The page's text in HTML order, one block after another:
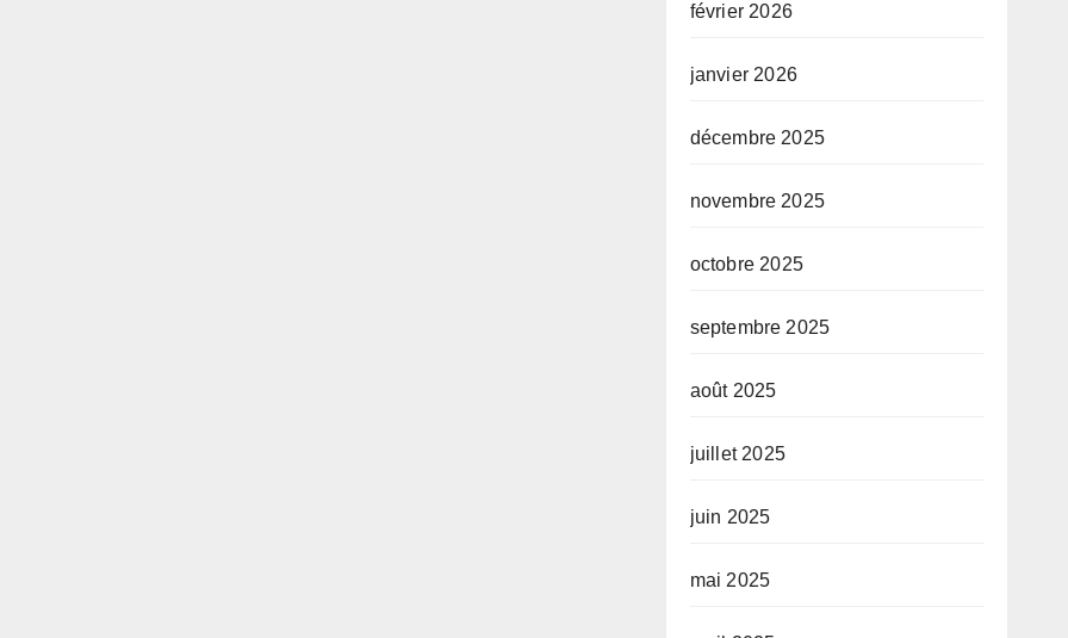
février 2026
janvier 2026
décembre 2025
novembre 2025
octobre 2025
septembre 2025
août 2025
juillet 2025
juin 2025
mai 2025